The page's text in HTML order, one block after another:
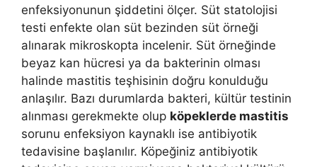
enfeksiyonunun şiddetini ölçer. Süt statolojisi
testi enfekte olan süt bezinden süt örneği
alınarak mikroskopta incelenir. Süt örneğinde
beyaz kan hücresi ya da bakterinin olması
halinde mastitis teşhisinin doğru konulduğu
anlaşılır. Bazı durumlarda bakteri, kültür testinin
alınması gerekmekte olup köpeklerde mastitis
sorunu enfeksiyon kaynaklı ise antibiyotik
tedavisine başlanılır. Köpeğiniz antibiyotik